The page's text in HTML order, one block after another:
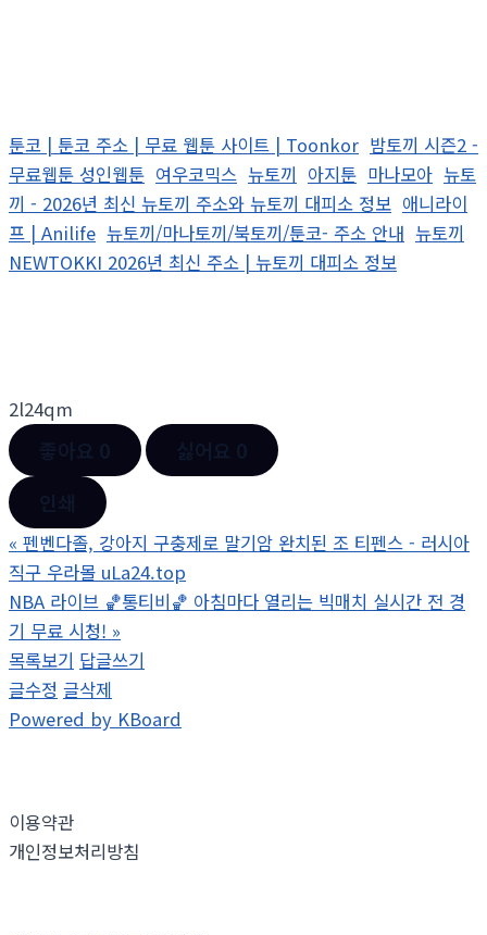
툰코 | 툰코 주소 | 무료 웹툰 사이트 | Toonkor 밤토끼 시즌2 -
무료웹툰 성인웹툰 여우코믹스 뉴토끼 아지툰 마나모아 뉴토
끼 - 2026년 최신 뉴토끼 주소와 뉴토끼 대피소 정보 애니라이
프 | Anilife 뉴토끼/마나토끼/북토끼/툰코- 주소 안내 뉴토끼
NEWTOKKI 2026년 최신 주소 | 뉴토끼 대피소 정보
2l24qm
« 펜벤다졸, 강아지 구충제로 말기암 완치된 조 티펜스 - 러시아
직구 우라몰 uLa24.top
NBA 라이브 🏀통티비🏀 아침마다 열리는 빅매치 실시간 전 경
기 무료 시청! »
목록보기 답글쓰기
글수정 글삭제
Powered by KBoard
이용약관
개인정보처리방침